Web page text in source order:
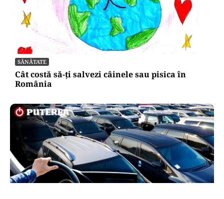
SĂNĂTATE
Cât costă să-ți salvezi câinele sau pisica în
România